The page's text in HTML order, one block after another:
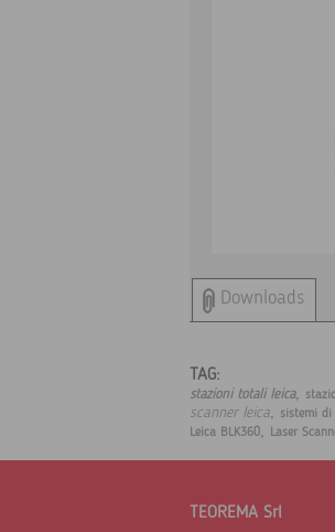
Downloads
TAG:
stazioni totali leica,
scanner leica, sistemi
Leica BLK360, Laser
TEOREMA Srl